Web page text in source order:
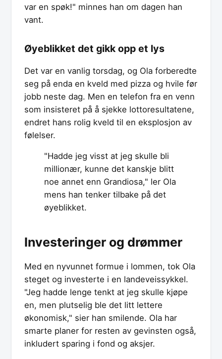
var en spøk!" minnes han om dagen han
vant.
Øyeblikket det gikk opp et lys
Det var en vanlig torsdag, og Ola forberedte
seg på enda en kveld med pizza og hvile før
jobb neste dag. Men en telefon fra en venn
som insisteret på å sjekke lottoresultatene,
endret hans rolig kveld til en eksplosjon av
følelser.
"Hadde jeg visst at jeg skulle bli
millionær, kunne det kanskje blitt
noe annet enn Grandiosa," ler Ola
mens han tenker tilbake på det
øyeblikket.
Investeringer og drømmer
Med en nyvunnet formue i lommen, tok Ola
steget og investerte i en landeveissykkel.
"Jeg hadde lenge tenkt at jeg skulle kjøpe
en, men plutselig ble det litt lettere
økonomisk," sier han smilende. Ola har
smarte planer for resten av gevinsten også,
inkludert sparing i fond og aksjer.